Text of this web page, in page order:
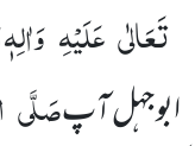
تَعَالٰی عَلَیْہِ
ابو جہل آپصَلَّی